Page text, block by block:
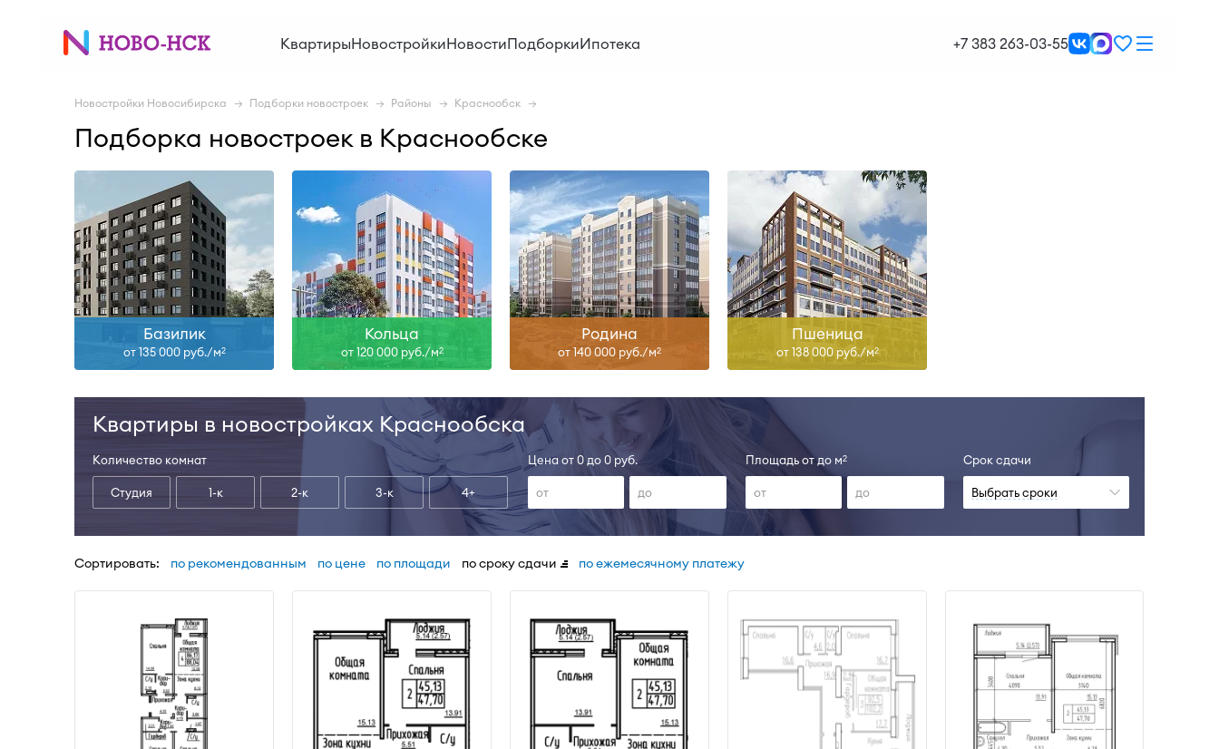
КвартирыНовостройкиНовостиПодборкиИпотека +7 383 263-03-55
Новостройки Новосибирска Подборки новостроек Районы Краснообск
Подборка новостроек в Краснообске
Базилик
от 135 000 руб./м2
Сдан, I-27, II-28
Кольца
от 120 000 руб./м2
Родина
от 140 000 руб./м2
Пшеница
от 138 000 руб./м2
Квартиры в новостройках Краснообска
Количество комнат
Студия 1-к 2-к 3-к 4+
Цена от 0 до 0 руб. Площадь от до м2 Срок сдачи
Выбрать сроки
Сортировать: по рекомендованным по цене по площади по сроку сдачи по ежемесячному платежу